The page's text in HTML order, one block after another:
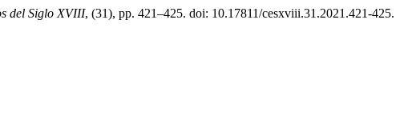
del Siglo XVIII, (31), pp. 421–425. doi: 10.17811/cesxviii.31.2021.421-425.